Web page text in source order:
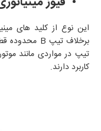
این نوع از کلید های
برخلاف تیپ B محدوده
تیپ در مواردی مانند
کاربرد دارند.